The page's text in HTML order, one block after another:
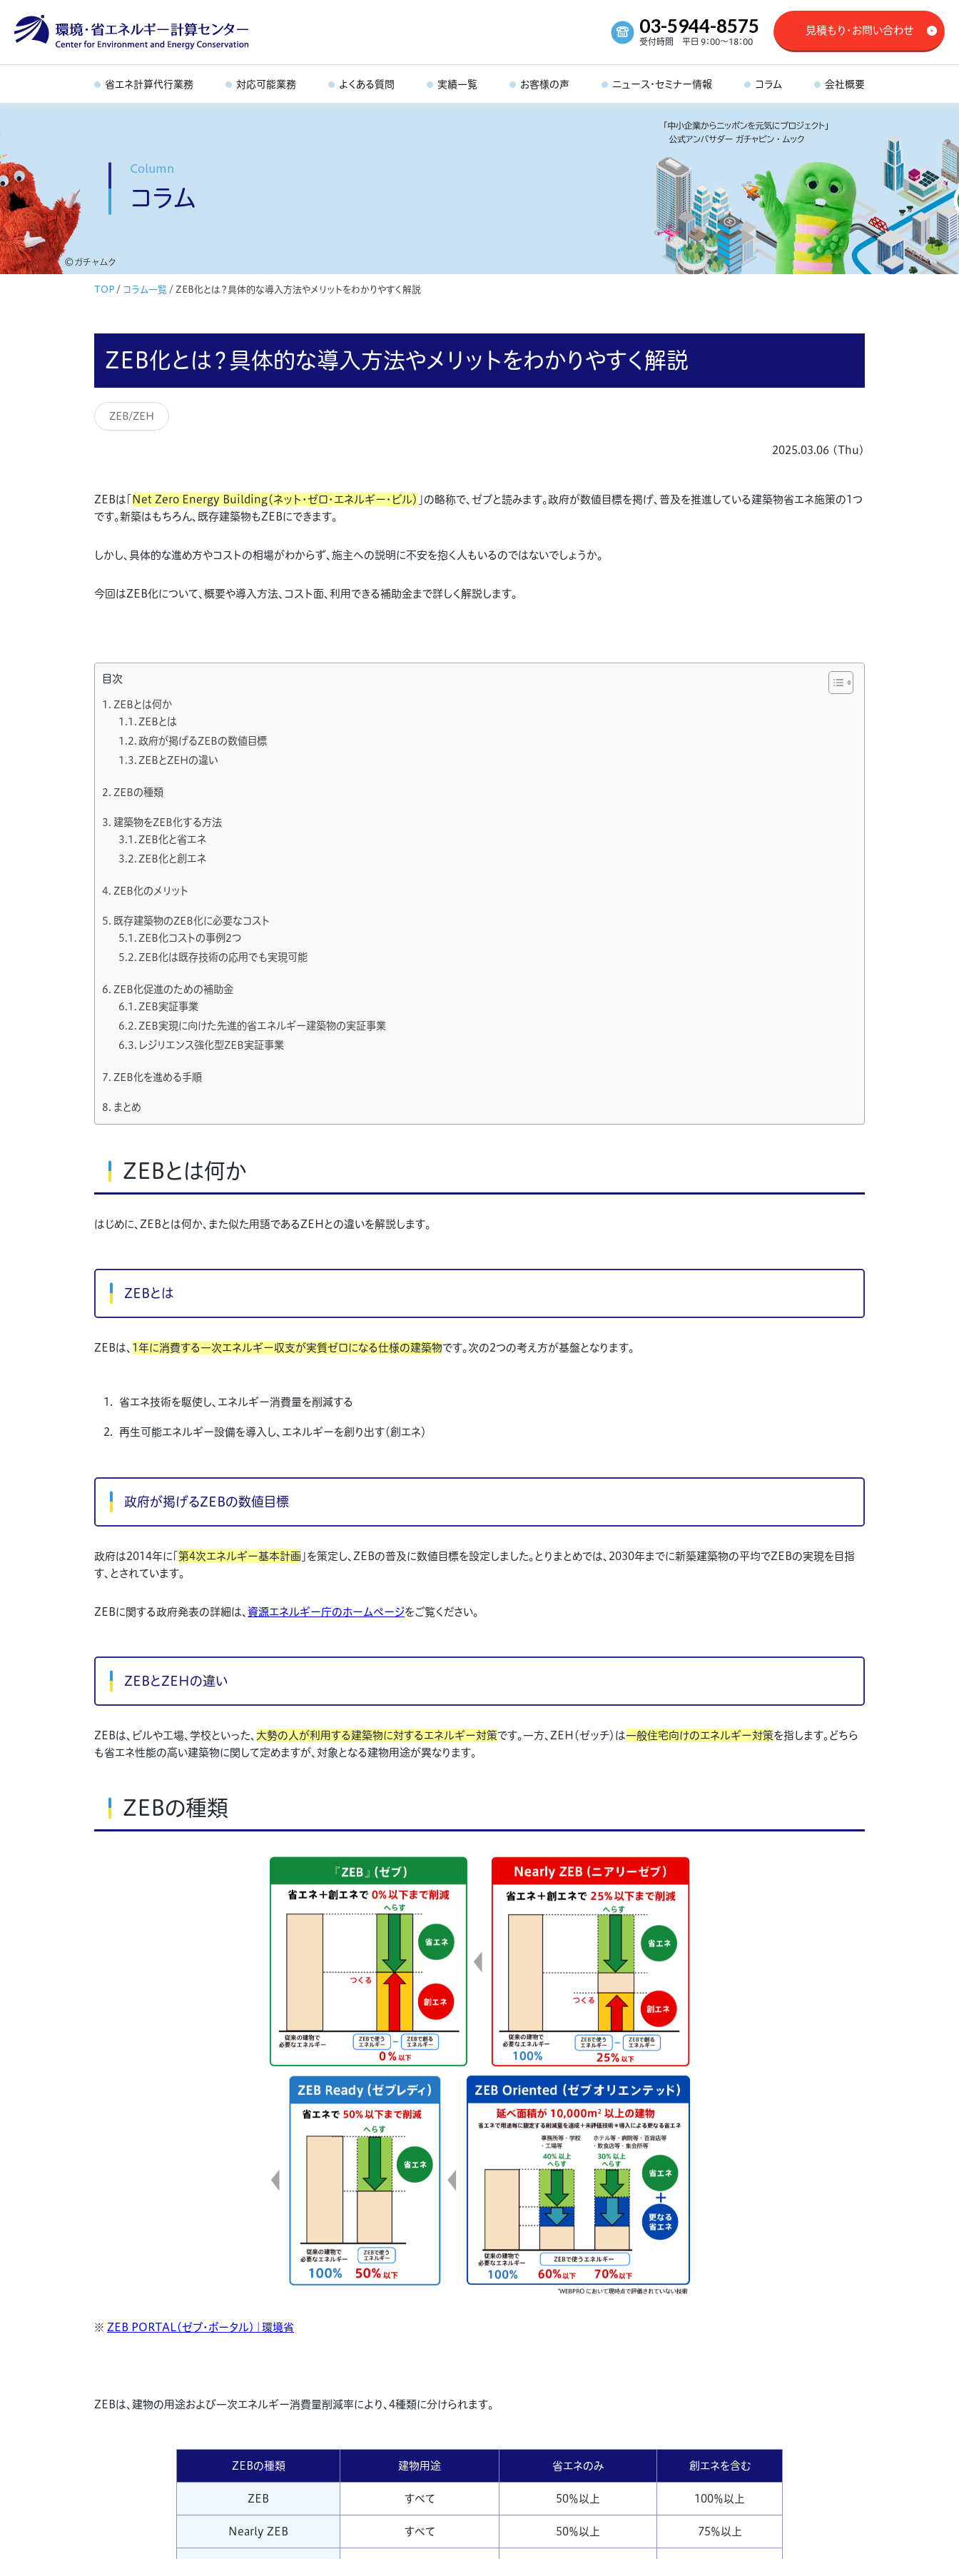
03-5944-8575
受付時間 平日 9：00～18：00
見積もり・お問い合わせ
省エネ計算代行業務 対応可能業務 よくある質問 実績一覧 お客様の声 ニュース・セミナー情報 コラム 会社概要
Column
コラム
TOP / コラム一覧 / ZEB化とは？具体的な導入方法やメリットをわかりやすく解説
ZEB化とは？具体的な導入方法やメリットをわかりやすく解説
ZEB/ZEH
2025.03.06 (Thu)
ZEBは「Net Zero Energy Building（ネット・ゼロ・エネルギー・ビル） 」の略称で、ゼブと読みます。政府が数値目標を掲げ、普及を推進している建築物省エネ施策の1つ
です。新築はもちろん、既存建築物もZEBにできます。
しかし、具体的な進め方やコストの相場がわからず、施主への説明に不安を抱く人もいるのではないでしょうか。
今回はZEB化について、概要や導入方法、コスト面、利用できる補助金まで詳しく解説します。
目次
ZEBとは何か
ZEBとは
政府が掲げるZEBの数値目標
ZEBとZEHの違い
ZEBの種類
建築物をZEB化する方法
ZEB化と省エネ
ZEB化と創エネ
ZEB化のメリット
既存建築物のZEB化に必要なコスト
ZEB化コストの事例2つ
ZEB化は既存技術の応用でも実現可能
ZEB化促進のための補助金
ZEB実証事業
ZEB実現に向けた先進的省エネルギー建築物の実証事業
レジリエンス強化型ZEB実証事業
ZEB化を進める手順
まとめ
ZEBとは何か
はじめに、ZEBとは何か、また似た用語であるZEHとの違いを解説します。
ZEBとは
ZEBは、 1年に消費する一次エネルギー収支が実質ゼロになる仕様の建築物です。次の2つの考え方が基盤となります。
省エネ技術を駆使し、エネルギー消費量を削減する
再生可能エネルギー設備を導入し、エネルギーを創り出す（創エネ）
政府が掲げるZEBの数値目標
政府は2014年に「第4次エネルギー基本計画 」を策定し、ZEBの普及に数値目標を設定しました。とりまとめでは、2030年までに新築建築物の平均でZEBの実現を目指
す、とされています。
ZEBに関する政府発表の詳細は、 資源エネルギー庁のホームページをご覧ください。
ZEBとZEHの違い
ZEBは、ビルや工場、学校といった、 大勢の人が利用する建築物に対するエネルギー対策です。一方、ZEH（ゼッチ）は一般住宅向けのエネルギー対策を指します。どちら
も省エネ性能の高い建築物に関して定めますが、対象となる建物用途が異なります。
ZEBの種類
※ ZEB PORTAL（ゼブ・ポータル）｜環境省
ZEBは、建物の用途および一次エネルギー消費量削減率により、4種類に分けられます。
ZEBの種類 建物用途 省エネのみ 創エネを含む
ZEB すべて 50％以上 100％以上
Nearly ZEB すべて 50％以上 75％以上